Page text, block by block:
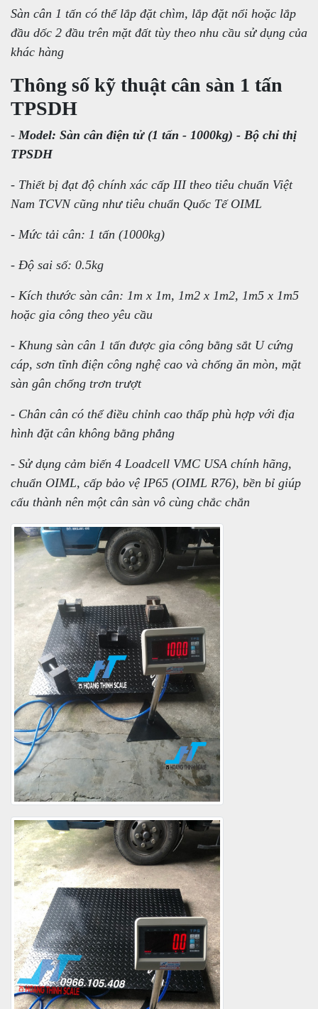
Sàn cân 1 tấn có thể lắp đặt chìm, lắp đặt nổi hoặc lắp
đầu dốc 2 đầu trên mặt đất tùy theo nhu cầu sử dụng của
khác hàng
Thông số kỹ thuật cân sàn 1 tấn
TPSDH
- Model: Sàn cân điện tử (1 tấn - 1000kg) - Bộ chỉ thị
TPSDH
- Thiết bị đạt độ chính xác cấp III theo tiêu chuẩn Việt
Nam TCVN cũng như tiêu chuẩn Quốc Tế OIML
- Mức tải cân: 1 tấn (1000kg)
- Độ sai số: 0.5kg
- Kích thước sàn cân: 1m x 1m, 1m2 x 1m2, 1m5 x 1m5
hoặc gia công theo yêu cầu
- Khung sàn cân 1 tấn được gia công bằng sắt U cứng
cáp, sơn tĩnh điện công nghệ cao và chống ăn mòn, mặt
sàn gân chống trơn trượt
- Chân cân có thể điều chỉnh cao thấp phù hợp với địa
hình đặt cân không bằng phẳng
- Sử dụng cảm biến 4 Loadcell VMC USA chính hãng,
chuẩn OIML, cấp bảo vệ IP65 (OIML R76), bền bỉ giúp
cấu thành nên một cân sàn vô cùng chắc chắn